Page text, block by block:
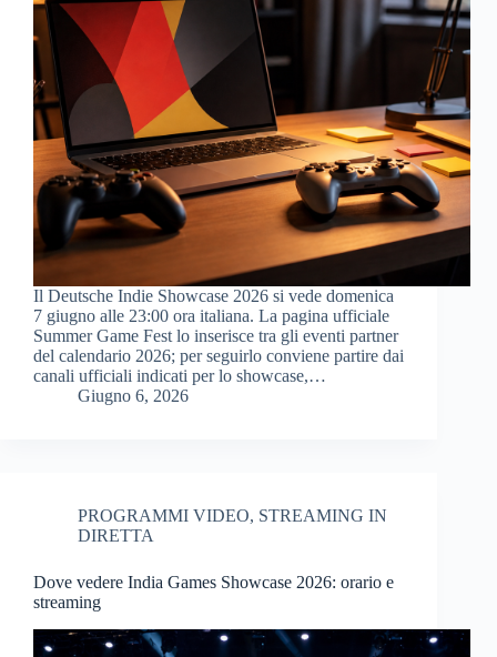
Il Deutsche Indie Showcase 2026 si vede domenica
7 giugno alle 23:00 ora italiana. La pagina ufficiale
Summer Game Fest lo inserisce tra gli eventi partner
del calendario 2026; per seguirlo conviene partire dai
canali ufficiali indicati per lo showcase,…
Giugno 6, 2026
PROGRAMMI VIDEO, STREAMING IN
DIRETTA
Dove vedere India Games Showcase 2026: orario e
streaming